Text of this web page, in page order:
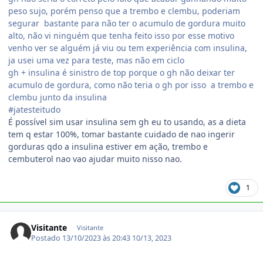
peso sujo, porém penso que a trembo e clembu, poderiam
segurar bastante para não ter o acumulo de gordura muito
alto, não vi ninguém que tenha feito isso por esse motivo
venho ver se alguém já viu ou tem experiência com insulina,
ja usei uma vez para teste, mas não em ciclo
gh + insulina é sinistro de top porque o gh não deixar ter
acumulo de gordura, como não teria o gh por isso a trembo e
clembu junto da insulina
#jatesteitudo
É possível sim usar insulina sem gh eu to usando, as a dieta
tem q estar 100%, tomar bastante cuidado de nao ingerir
gorduras qdo a insulina estiver em ação, trembo e
cembuterol nao vao ajudar muito nisso nao.
1
Visitante Visitante
Postado 13/10/2023 às 20:43 10/13, 2023